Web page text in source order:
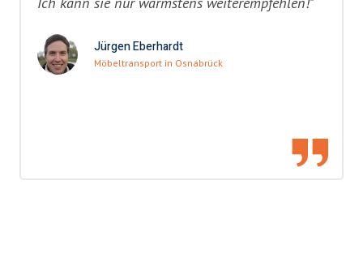
Jürgen Eberhardt
Möbeltransport in Osnabrück